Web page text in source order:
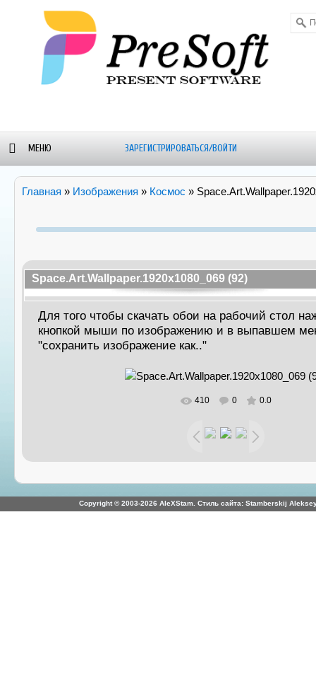
МЕНЮ ЗАРЕГИСТРИРОВАТЬСЯ/ВОЙТИ
НОВОСТИ
- SOFT
Главная » Изображения » Космос »
Space.Art.Wallpaper.1920x1080_069 (92)
Для того чтобы скачать обои на рабочий стол
кнопкой мыши по изображению и в выпавшем
"сохранить изображение как.."
В реальном размере 1600x900
410 0 0.0
Copyright © 2003-2026 AleXStam. Стиль сайта: Stamberskij